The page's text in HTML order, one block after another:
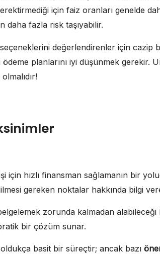
için faiz oranları genelde
daha fazla risk taşıyabilir.
seçeneklerini değerlendirenler için cazip
planlarını iyi düşünmek gerekir.
hızlı finansman sağlamanın bir
gereken noktalar hakkında bilgi
zorunda kalmadan
bir çözüm sunar.
basit bir süreçtir; ancak bazı